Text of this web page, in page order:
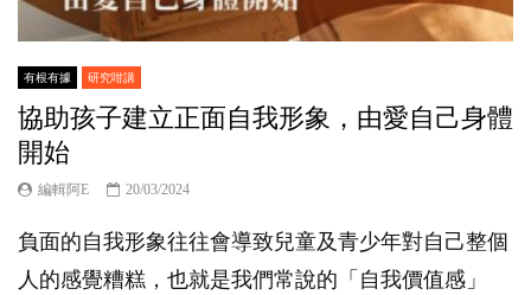
有根有據 研究咁講
協助孩子建立正面自我形象，由愛自己身體
開始
編輯阿E 20/03/2024
負面的自我形象往往會導致兒童及青少年對自己整個
人的感覺糟糕，也就是我們常說的「自我價值感」